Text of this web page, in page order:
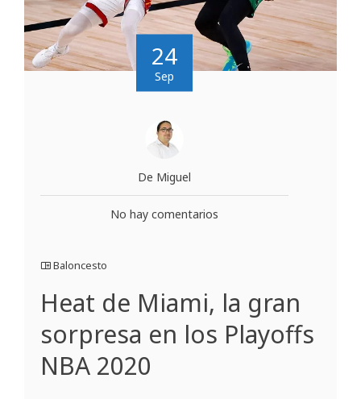
24
Sep
De Miguel
No hay comentarios
Baloncesto
Heat de Miami, la gran
sorpresa en los Playoffs
NBA 2020